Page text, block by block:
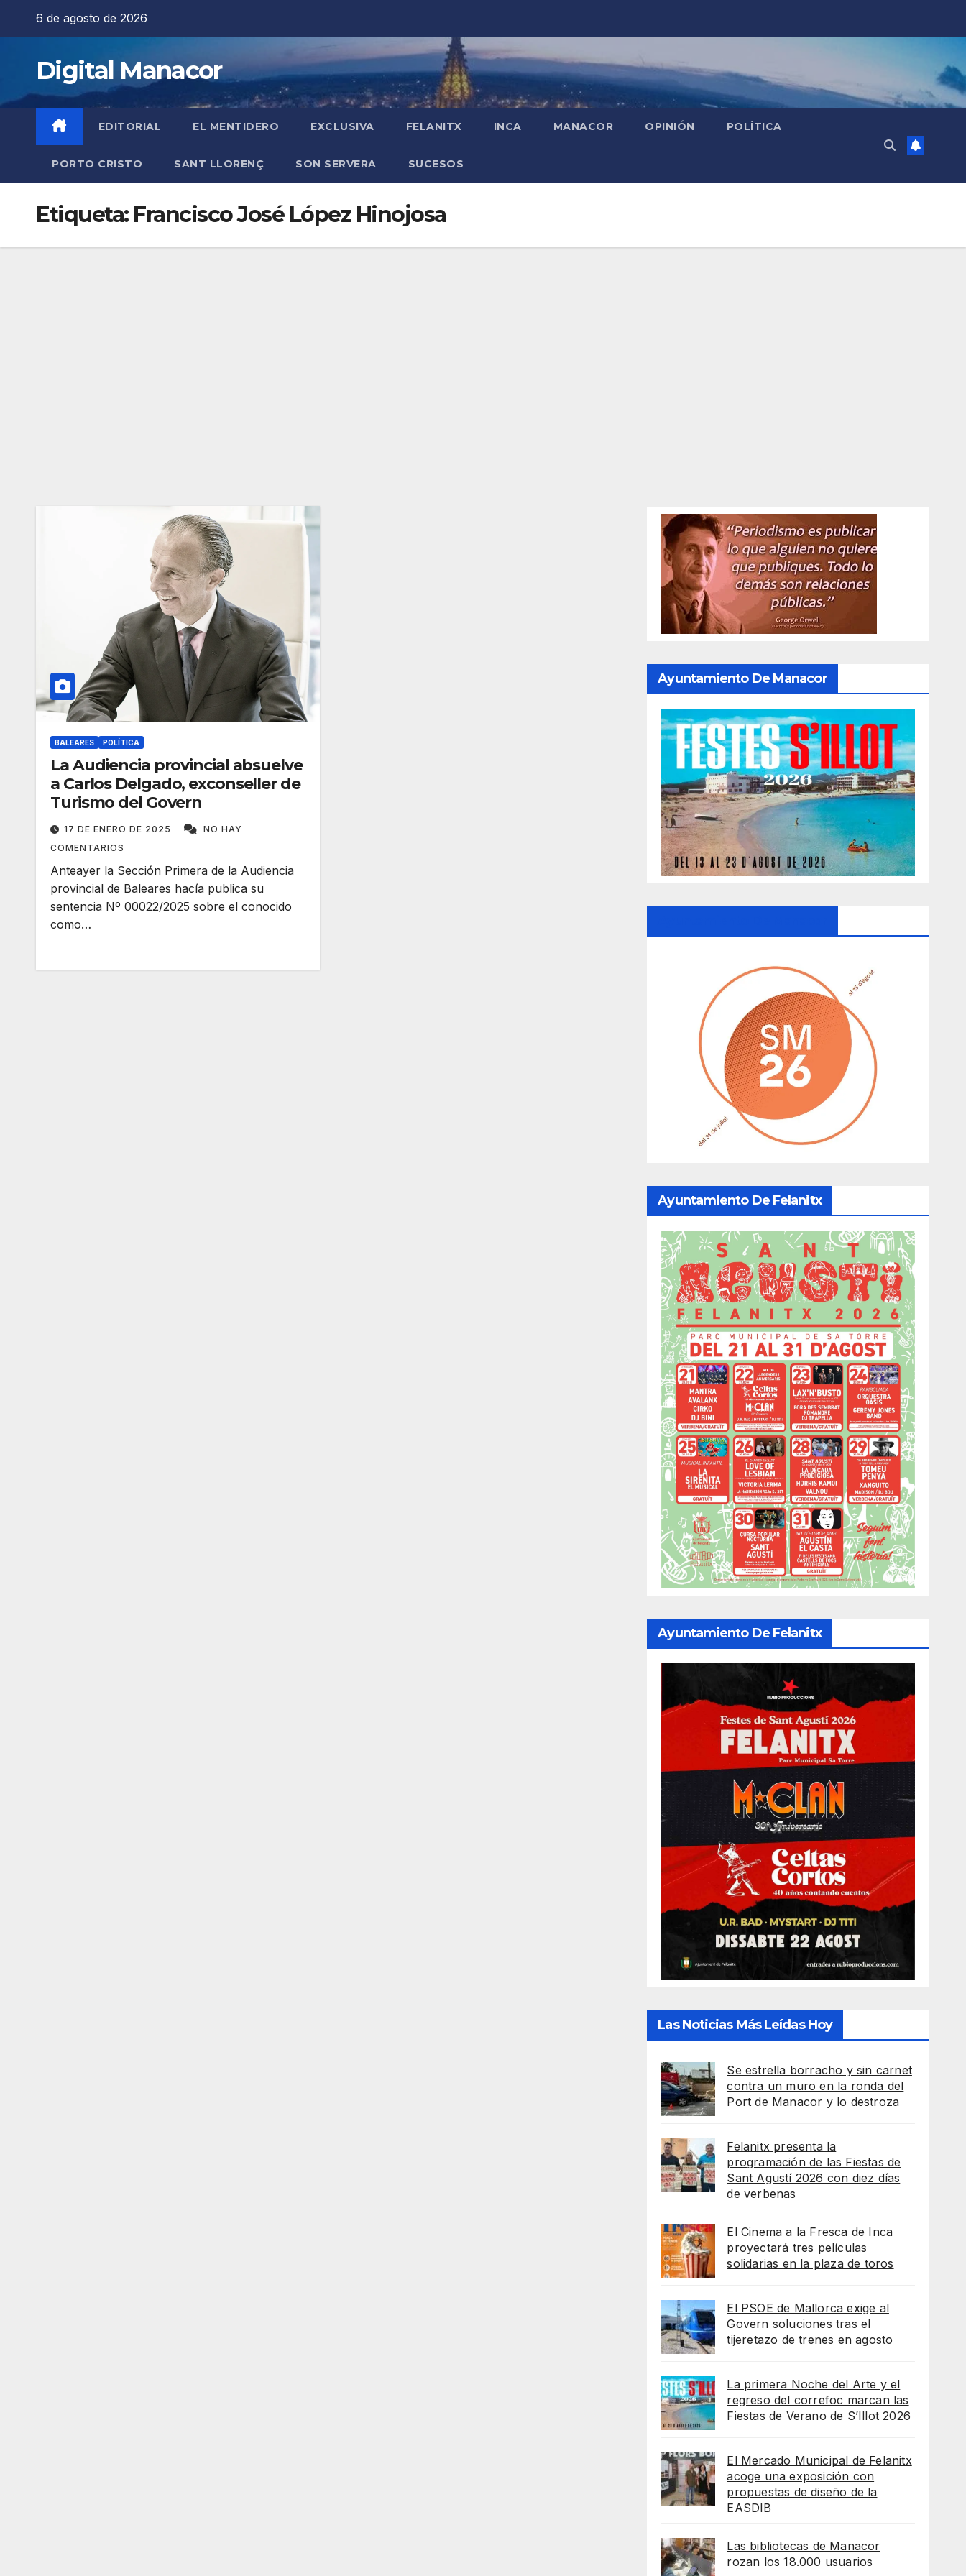
6 de agosto de 2026
Digital Manacor
EDITORIAL EL MENTIDERO EXCLUSIVA FELANITX INCA MANACOR OPINIÓN POLÍTICA
PORTO CRISTO SANT LLORENÇ SON SERVERA SUCESOS
Etiqueta: Francisco José López Hinojosa
BALEARES POLÍTICA
La Audiencia provincial absuelve
a Carlos Delgado, exconseller de
Turismo del Govern
17 DE ENERO DE 2025
NO HAY
COMENTARIOS
Anteayer la Sección Primera de la Audiencia
provincial de Baleares hacía publica su
sentencia Nº 00022/2025 sobre el conocido
como…
Ayuntamiento De Manacor
Ayuntamiento De Felanitx
Ayuntamiento De Felanitx
Las Noticias Más Leídas Hoy
Se estrella borracho y sin carnet
contra un muro en la ronda del
Port de Manacor y lo destroza
Felanitx presenta la
programación de las Fiestas de
Sant Agustí 2026 con diez días
de verbenas
El Cinema a la Fresca de Inca
proyectará tres películas
solidarias en la plaza de toros
El PSOE de Mallorca exige al
Govern soluciones tras el
tijeretazo de trenes en agosto
La primera Noche del Arte y el
regreso del correfoc marcan las
Fiestas de Verano de S’Illot 2026
El Mercado Municipal de Felanitx
acoge una exposición con
propuestas de diseño de la
EASDIB
Las bibliotecas de Manacor
rozan los 18.000 usuarios